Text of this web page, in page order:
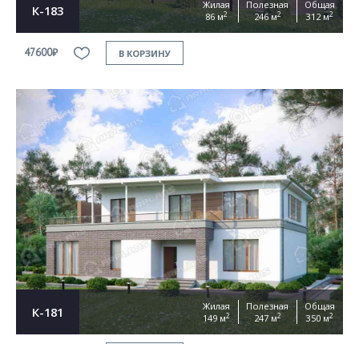
К-183
Жилая
86 м2
Полезная
246 м2
Общая
312 м2
47600₽ В КОРЗИНУ
К-181
Жилая
149 м2
Полезная
247 м2
Общая
350 м2